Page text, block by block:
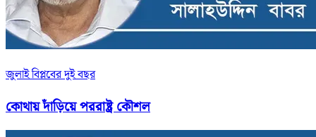
জুলাই বিপ্লবের দুই বছর
কোথায় দাঁড়িয়ে পররাষ্ট্র কৌশল